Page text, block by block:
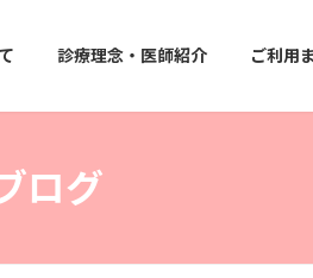
診療理念・医師紹介 ご利用
ログ